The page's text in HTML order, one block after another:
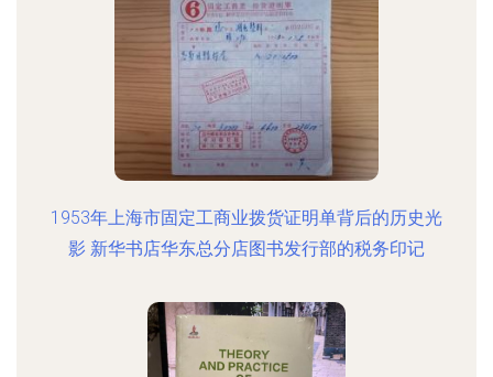
1953年上海市固定工商业拨货证明单背后的历史光
影 新华书店华东总分店图书发行部的税务印记